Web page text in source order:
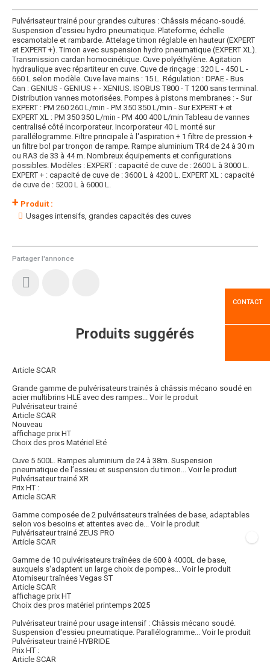
+ Produit :
Usages intensifs, grandes capacités des cuves
Partager l'annonce
Pulvérisateur trainé pour grandes cultures : Châssis mécano-soudé.
Suspension d'essieu hydro pneumatique. Plateforme, échelle
escamotable et rambarde. Attelage timon réglable en hauteur (EXPERT
et EXPERT +). Timon avec suspension hydro pneumatique (EXPERT XL).
Transmission cardan homocinétique. Cuve polyéthylène. Agitation
hydraulique avec répartiteur en cuve. Cuve de rinçage : 320 L - 450 L -
660 L selon modèle. Cuve lave mains : 15 L. Régulation : DPAE - Bus
Can : GENIUS - GENIUS + - XENIUS. ISOBUS T800 - T 1200 sans terminal.
Distribution vannes motorisées. Pompes à pistons membranes : - Sur
EXPERT : PM 260 260 L/min - PM 350 350 L/min - Sur EXPERT + et
EXPERT XL : PM 350 350 L/min - PM 400 400 L/min Tableau de vannes
centralisé côté incorporateur. Incorporateur 40 L monté sur
parallélogramme. Filtre principale à l'aspiration + 1 filtre de pression +
un filtre bol par tronçon de rampe. Rampe aluminium TR4 de 24 à 30 m
ou RA3 de 33 à 44 m. Nombreux équipements et configurations
possibles. Modèles : EXPERT : capacité de cuve de : 2600 L à 3000 L.
EXPERT + : capacité de cuve de : 3600 L à 4200 L. EXPERT XL : capacité
de cuve de : 5200 L à 6000 L.
Produits suggérés
Article SCAR
Grande gamme de pulvérisateurs trainés à châssis mécano soudé en
acier multibrins HLE avec des rampes... Voir le produit
Pulvérisateur trainé
Article SCAR
Nouveau
affichage prix HT
Choix des pros Matériel Eté
Cuve 5 500L. Rampes aluminium de 24 à 38m. Suspension
pneumatique de l’essieu et suspension du timon... Voir le produit
Pulvérisateur trainé XR
Prix HT :
Article SCAR
Gamme composée de 2 pulvérisateurs traînées de base, adaptables
selon vos besoins et attentes avec de... Voir le produit
Pulvérisateur trainé ZEUS PRO
Article SCAR
Gamme de 10 pulvérisateurs traînées de 600 à 4000L de base,
auxquels s'adaptent un large choix de pompes... Voir le produit
Atomiseur traînées Vegas ST
Article SCAR
affichage prix HT
Choix des pros matériel printemps 2025
Pulvérisateur trainé pour usage intensif : Châssis mécano soudé.
Suspension d'essieu pneumatique. Parallélogramme... Voir le produit
Pulvérisateur trainé HYBRIDE
Prix HT :
Article SCAR
CONTACT